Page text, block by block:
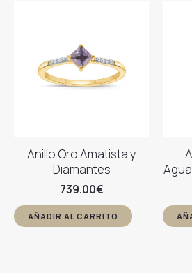
Anillo Oro Amatista y
Diamantes
739.00€
AÑADIR AL CARRITO